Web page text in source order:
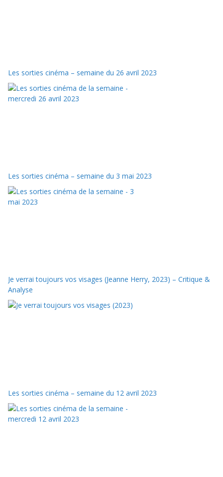
Les sorties cinéma – semaine du 26 avril 2023
Les sorties cinéma – semaine du 3 mai 2023
Je verrai toujours vos visages (Jeanne Herry, 2023) – Critique &
Analyse
Les sorties cinéma – semaine du 12 avril 2023